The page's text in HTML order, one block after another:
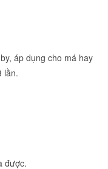
áp dụng cho má hay
lần.
được.